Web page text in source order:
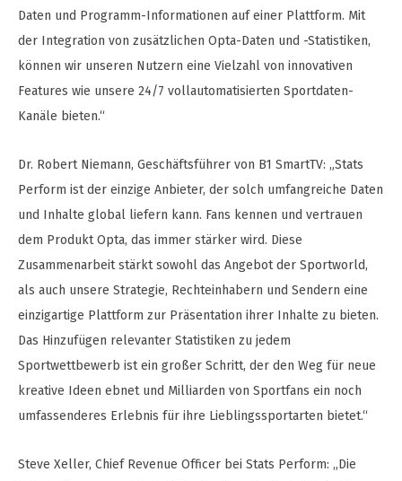
Daten und Programm-Informationen auf einer Plattform. Mit
der Integration von zusätzlichen Opta-Daten und -Statistiken,
können wir unseren Nutzern eine Vielzahl von innovativen
Features wie unsere 24/7 vollautomatisierten Sportdaten-
Kanäle bieten.“
Dr. Robert Niemann, Geschäftsführer von B1 SmartTV: „Stats
Perform ist der einzige Anbieter, der solch umfangreiche Daten
und Inhalte global liefern kann. Fans kennen und vertrauen
dem Produkt Opta, das immer stärker wird. Diese
Zusammenarbeit stärkt sowohl das Angebot der Sportworld,
als auch unsere Strategie, Rechteinhabern und Sendern eine
einzigartige Plattform zur Präsentation ihrer Inhalte zu bieten.
Das Hinzufügen relevanter Statistiken zu jedem
Sportwettbewerb ist ein großer Schritt, der den Weg für neue
kreative Ideen ebnet und Milliarden von Sportfans ein noch
umfassenderes Erlebnis für ihre Lieblingssportarten bietet.“
Steve Xeller, Chief Revenue Officer bei Stats Perform: „Die